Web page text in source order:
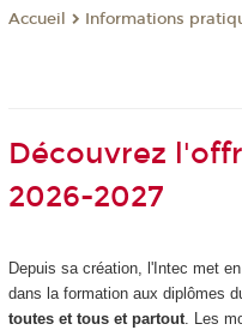
Accueil Informations
Découvrez
2026-2027
Depuis sa création, l'Intec met
dans la formation aux diplômes
toutes et tous et partout. Les